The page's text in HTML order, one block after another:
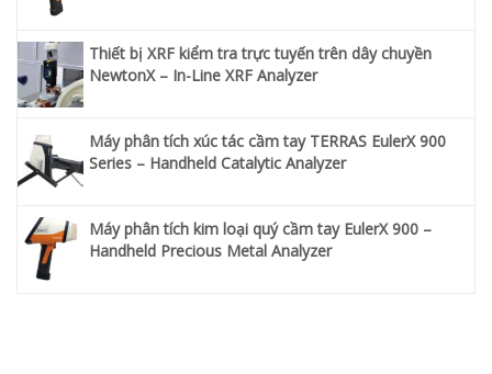
Thiết bị XRF kiểm tra trực tuyến trên dây chuyền
NewtonX – In-Line XRF Analyzer
Máy phân tích xúc tác cầm tay TERRAS EulerX 900
Series – Handheld Catalytic Analyzer
Máy phân tích kim loại quý cầm tay EulerX 900 –
Handheld Precious Metal Analyzer